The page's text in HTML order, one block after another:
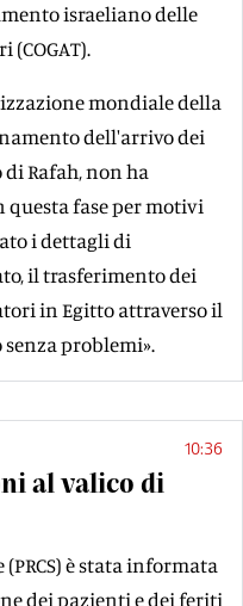
israeliano delle
mondiale della
dell'arrivo dei
Rafah, non ha
fase per motivi
i dettagli di
il trasferimento dei
in Egitto attraverso il
problemi».
10:36
al valico di
è stata informata
dei pazienti e dei feriti